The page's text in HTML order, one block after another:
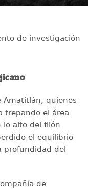
de investigación
Amatitlán, quienes
trepando el área
lo alto del filón
el equilibrio
profundidad del
de